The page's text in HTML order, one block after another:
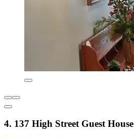
4. 137 High Street Guest House